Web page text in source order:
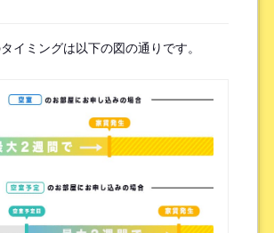
提携機関に所属されている方はお選び下さい。
スを知ったきっかけ *
（Google／Yahoo! など）
Google広告／SNS広告 など）
イミングは以下の図の通りです。